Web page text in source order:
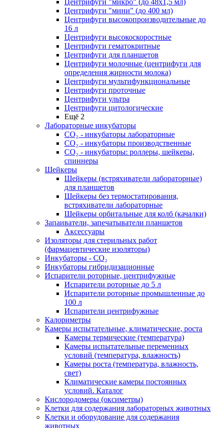
Центрифуги "микро" (до 48x1,5 мл)
Центрифуги "мини" (до 400 мл)
Центрифуги высокопроизводительные до
16 л
Центрифуги высокоскоростные
Центрифуги гематокритные
Центрифуги для планшетов
Центрифуги молочные (центрифуги для
определения жирности молока)
Центрифуги мультифункциональные
Центрифуги проточные
Центрифуги ультра
Центрифуги цитологические
Ещё 2
Лабораторные инкубаторы
СО₂ - инкубаторы лабораторные
СО₂ - инкубаторы производственные
СО₂ - инкубаторы: роллеры, шейкеры,
спиннеры
Шейкеры
Шейкеры (встряхиватели лабораторные)
для планшетов
Шейкеры без термостатирования,
встряхиватели лабораторные
Шейкеры орбитальные для колб (качалки)
Запаиватели, запечатыватели планшетов
Аксессуары
Изоляторы для стерильных работ
(фармацевтические изоляторы)
Инкубаторы - CO₂
Инкубаторы гибридизационные
Испарители роторные, центрифужные
Испарители роторные до 5 л
Испарители роторные промышленные до
100 л
Испарители центрифужные
Калориметры
Камеры испытательные, климатические, роста
Камеры термические (температура)
Камеры испытательные переменных
условий (температура, влажность)
Камеры роста (температура, влажность,
свет)
Климатические камеры постоянных
условий. Каталог
Кислородомеры (оксиметры)
Клетки для содержания лабораторных животных
Клетки и оборудование для содержания
животных